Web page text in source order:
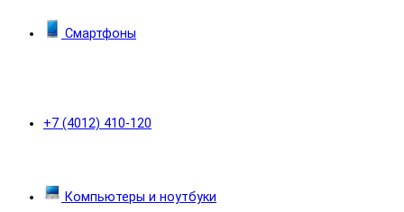
+7 (4012) 410-120
Смартфоны
Компьютеры и ноутбуки